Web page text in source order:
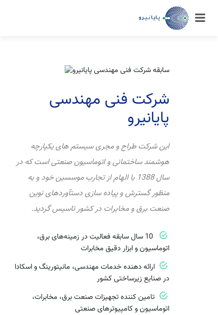
شرکت فنی مهندسی
پایانیرو
این شرکت طراح و مجری سیستم های یکپارچه
هوشمند ساختمانی و اتوماسیون صنعتی است که در
سال 1388 با الهام از تجارب موسسین خود و به
منظور گسترش و پیاده سازی دستآوردهای نوین
صنعت برق و مخابرات در کشور تاسیس گردید.
10 سال سابقه فعالیت در زمینه‌های برق،
اتوماسیون و ابزار دقیق مخابرات
ارائه دهنده خدمات مهندسی، مانیتورینگ و اسکادا
در صنایع زیرساختی کشور
تامین کننده تجهیزات صنعت برق، مخابرات،
اتوماسیون و کامپیوترهای صنعتی